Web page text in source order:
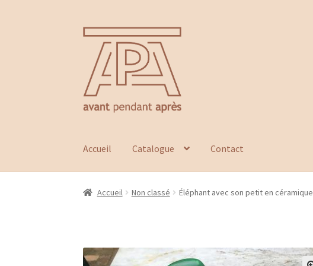
Aller
navigation
Aller
contenu
Accueil Catalogue Contact
Accueil Non classé Éléphant avec son petit en céramique